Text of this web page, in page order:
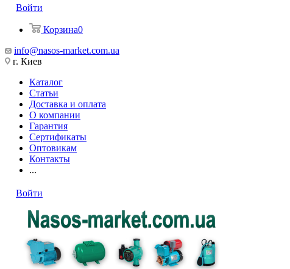
Войти
Корзина0
info@nasos-market.com.ua
г. Киев
Каталог
Статьи
Доставка и оплата
О компании
Гарантия
Сертификаты
Оптовикам
Контакты
...
Войти